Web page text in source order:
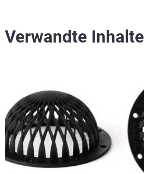
Verwandte Inhalte